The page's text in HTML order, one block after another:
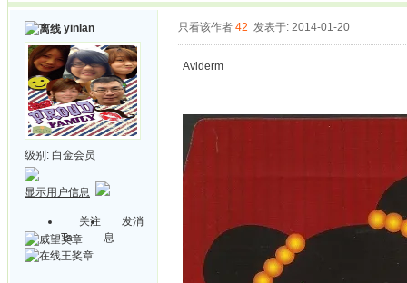
yinlan
级别: 白金会员
显示用户信息
关注
Ta
发消
息
只看该作者 42 发表于: 2014-01-20
Aviderm